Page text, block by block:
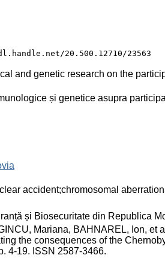
20.500.12710/23563
and genetic research on the
și genetice asupra
accident;chromosomal
și Biosecuritate din Republica
Mariana, BAHNAREL, Ion, et
the consequences of the
4-19. ISSN 2587-3466.